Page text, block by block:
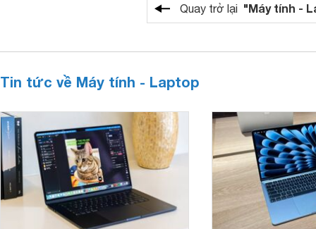
Quay trở lại "Máy tính -
Tin tức về Máy tính - Laptop